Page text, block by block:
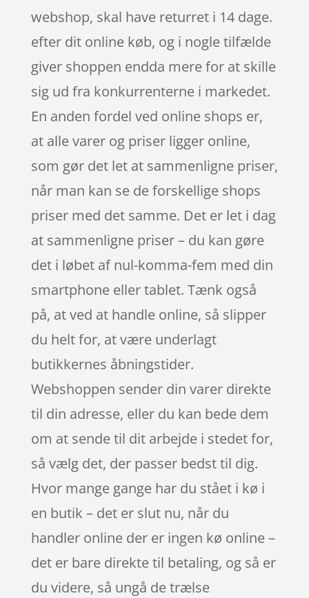
webshop, skal have returret i 14 dage.
efter dit online køb, og i nogle tilfælde
giver shoppen endda mere for at skille
sig ud fra konkurrenterne i markedet.
En anden fordel ved online shops er,
at alle varer og priser ligger online,
som gør det let at sammenligne priser,
når man kan se de forskellige shops
priser med det samme. Det er let i dag
at sammenligne priser – du kan gøre
det i løbet af nul-komma-fem med din
smartphone eller tablet. Tænk også
på, at ved at handle online, så slipper
du helt for, at være underlagt
butikkernes åbningstider.
Webshoppen sender din varer direkte
til din adresse, eller du kan bede dem
om at sende til dit arbejde i stedet for,
så vælg det, der passer bedst til dig.
Hvor mange gange har du stået i kø i
en butik – det er slut nu, når du
handler online der er ingen kø online –
det er bare direkte til betaling, og så er
du videre, så ungå de trælse